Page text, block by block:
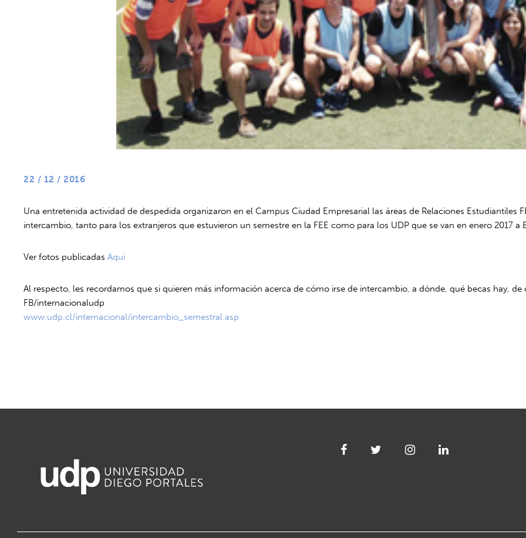
22 / 12 / 2016
Una entretenida actividad de despedida organizaron en el Campus Ciudad Empresarial las áreas de Relaciones Estudiantiles
intercambio, tanto para los extranjeros que estuvieron un semestre en la FEE como para los UDP que se van en enero 2017 a
Ver fotos publicadasAquí
Al respecto, les recordamos que si quieren más información acerca de cómo irse de intercambio, a dónde, qué becas hay,
FB/internacionaludp
www.udp.cl/internacional/intercambio_semestral.asp